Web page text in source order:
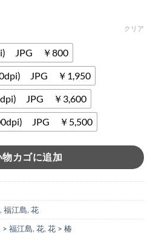
JPG ￥800
JPG ￥1,950
JPG ￥3,600
JPG ￥5,500
クリア
物カゴに追加
, 福江島, 花
> 福江島, 花, 花 > 椿